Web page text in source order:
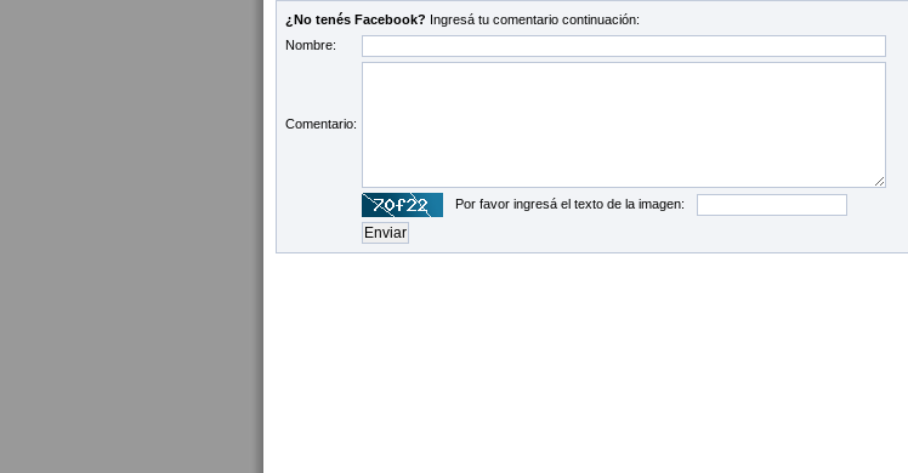
¿No tenés Facebook? Ingresá tu comentario continuación:
Nombre:
Comentario:
Por favor ingresá el texto de la imagen: